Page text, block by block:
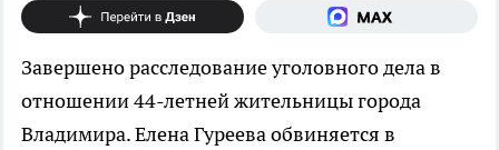
Завершено расследование уголовного дела в
отношении 44-летней жительницы города
Владимира. Елена Гуреева обвиняется в